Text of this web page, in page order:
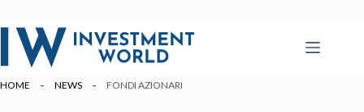
Salta
contenuto
HOME NEWS FONDI AZIONARI